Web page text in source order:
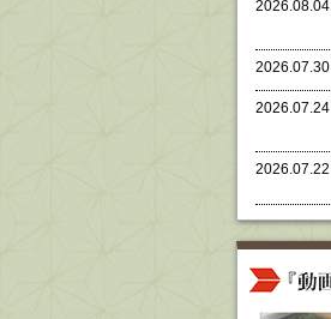
2026.08.04
2026.07.30
2026.07.24
2026.07.22
2026.07.18